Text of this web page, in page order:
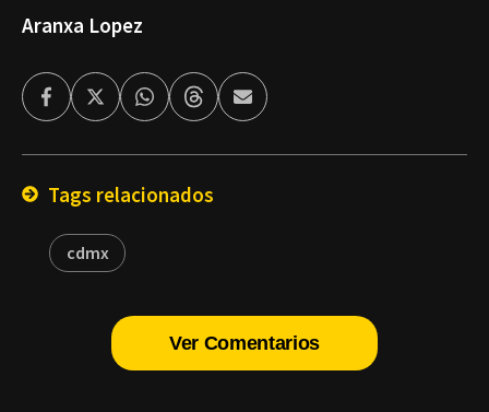
Aranxa Lopez
FacebookTwitterWhatsappThreadsEnviar
por
Tags relacionados
cdmx
Ver Comentarios